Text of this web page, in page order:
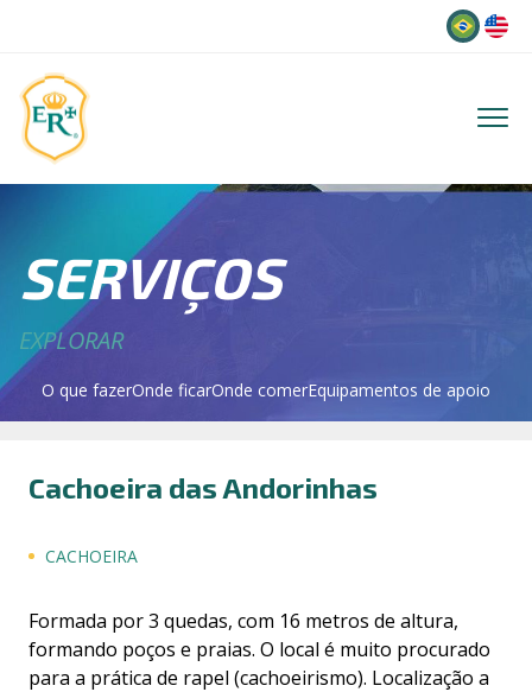
SERVIÇOS
EXPLORAR
O que fazerOnde ficarOnde comerEquipamentos de apoio
Cachoeira das Andorinhas
CACHOEIRA
Formada por 3 quedas, com 16 metros de altura,
formando poços e praias. O local é muito procurado
para a prática de rapel (cachoeirismo). Localização a